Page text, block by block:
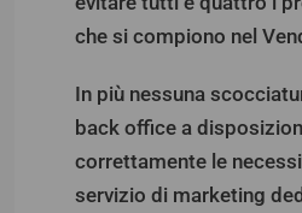
che si compiono nel
In più nessuna
back office a
correttamente le
servizio di marketing